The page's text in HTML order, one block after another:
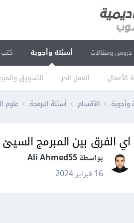
دروس ومقالات أسئلة وأجوبة
الأعمال العمل الحر التسويق
كتب
وأجوبة الأقسام أسئلة البرمجة علوم
اي الفرق بين المبرمج السيئ
بواسطة Ali Ahmed55
16 فبراير 2024